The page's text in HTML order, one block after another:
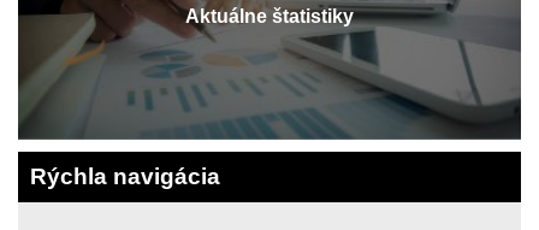
Aktuálne štatistiky
Rýchla navigácia